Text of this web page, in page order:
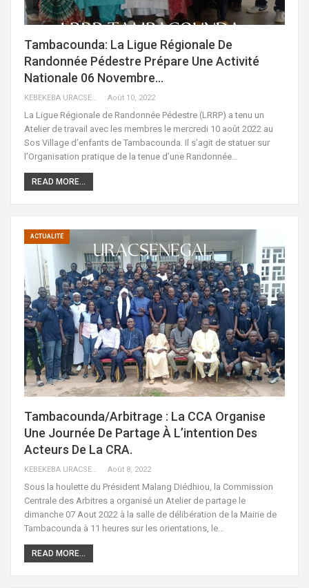
Tambacounda: La Ligue Régionale De
Randonnée Pédestre Prépare Une Activité
Nationale 06 Novembre…
KEBEKEBA URACSENEGAL / RADIO GADECBEETAWE FM Août 10, 2022
La Ligue Régionale de Randonnée Pédestre (LRRP) a tenu un
Atelier de travail avec les membres le mercredi 10 août 2022 au
Sos Village d’enfants de Tambacounda. Il s’agit de statuer sur
l’Organisation pratique de la tenue d’une Randonnée…
READ MORE...
ACTUALITÉ
Tambacounda/Arbitrage : La CCA Organise
Une Journée De Partage À L’intention Des
Acteurs De La CRA.
KEBEKEBA URACSENEGAL / RADIO GADECBEETAWE FM Août 8, 2022
Sous la houlette du Président Malang Diédhiou, la Commission
Centrale des Arbitres a organisé un Atelier de partage le
dimanche 07 Aout 2022 à la salle de délibération de la Mairie de
Tambacounda à 11 heures sur les orientations, le…
READ MORE...